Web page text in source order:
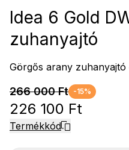
Idea 6 Gold
zuhanyajtó
Görgős arany zuhanyajtó
266 000 Ft -15%
226 100 Ft
Termékkód